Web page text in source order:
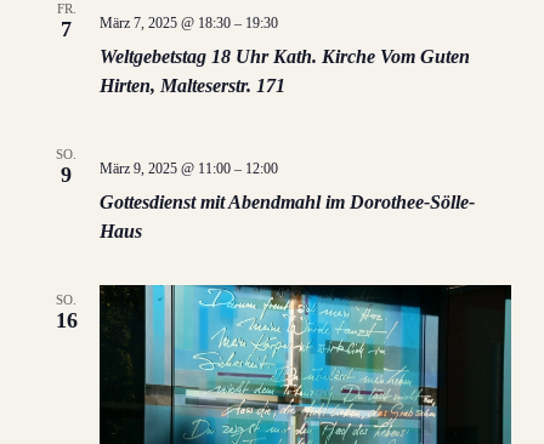
FR.
7
Weltgebetstag 18 Uhr Kath. Kirche Vom Guten
Hirten, Malteserstr. 171
März 7, 2025 @ 18:30– 19:30
SO.
9
Gottesdienst mit Abendmahl im Dorothee-Sölle-
Haus
März 9, 2025 @ 11:00– 12:00
SO.
16